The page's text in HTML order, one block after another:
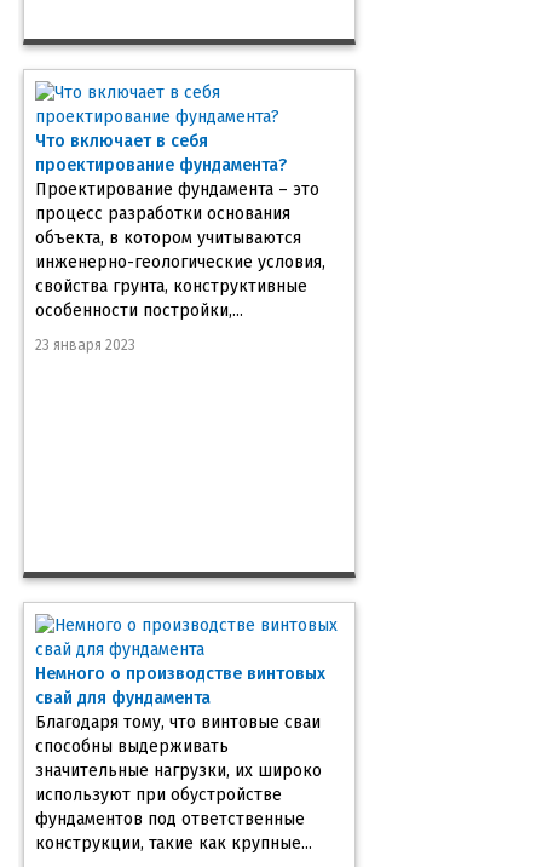
Что включает в себя
проектирование фундамента?
Проектирование фундамента – это
процесс разработки основания
объекта, в котором учитываются
инженерно-геологические условия,
свойства грунта, конструктивные
особенности постройки,...
23 января 2023
Немного о производстве винтовых
свай для фундамента
Благодаря тому, что винтовые сваи
способны выдерживать
значительные нагрузки, их широко
используют при обустройстве
фундаментов под ответственные
конструкции, такие как крупные...